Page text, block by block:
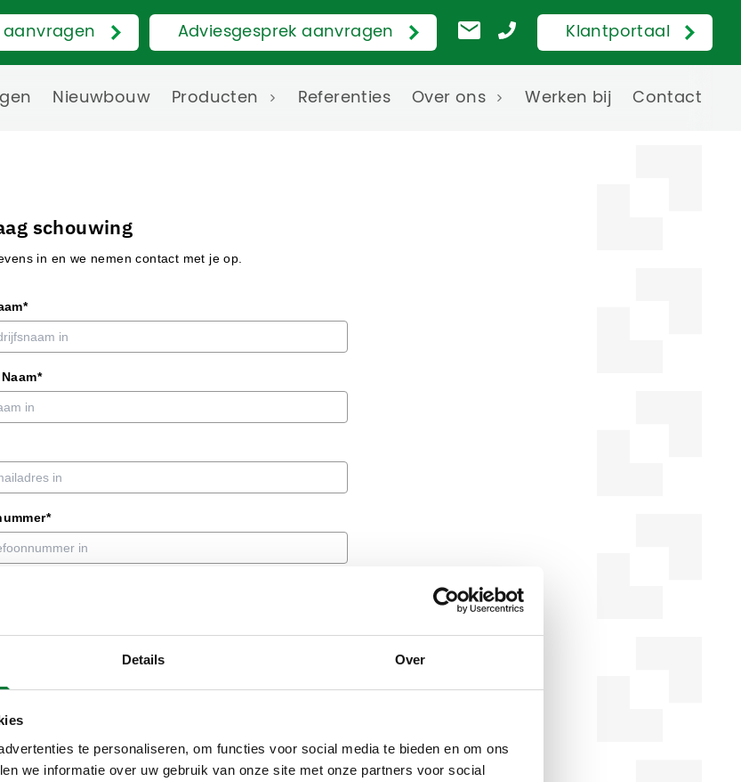
Details Over
te personaliseren, om functies voor social media te bieden en om ons
we informatie over uw gebruik van onze site met onze partners voor social
aanvragen Adviesgesprek aanvragen Klantportaal
Nieuwbouw Producten Referenties Over ons Werken bij Contact
schouwing
in en we nemen contact met je op.